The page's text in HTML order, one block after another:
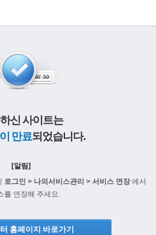
신 사이트는
만료되었습니다.
[알림]
로그인 > 나의서비스관리 > 서비스 연장에서
를 연장해 주세요.
홈페이지 바로가기